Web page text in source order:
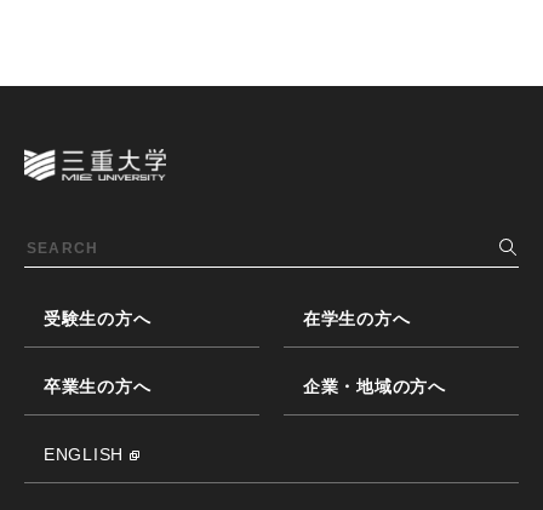
受験生の方へ 在学生の方へ
卒業生の方へ 企業・地域の方へ
ENGLISH